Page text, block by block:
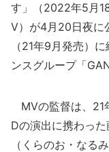
す」（2022年5月
V）が4月20日夜に
（21年9月発売）
ンスグループ「
MVの監督は、21
Dの演出に携わっ
（くらのお・なる